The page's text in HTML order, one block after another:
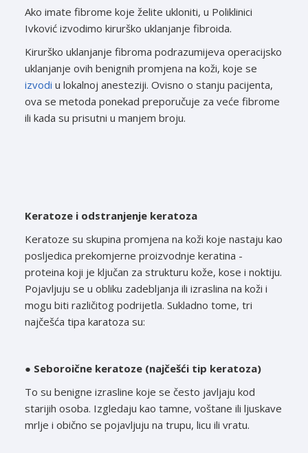
Ako imate fibrome koje želite ukloniti, u Poliklinici
Ivković izvodimo kirurško uklanjanje fibroida.
Kirurško uklanjanje fibroma podrazumijeva operacijsko
uklanjanje ovih benignih promjena na koži, koje se
izvodi u lokalnoj anesteziji. Ovisno o stanju pacijenta,
ova se metoda ponekad preporučuje za veće fibrome
ili kada su prisutni u manjem broju.
Keratoze i odstranjenje keratoza
Keratoze su skupina promjena na koži koje nastaju kao
posljedica prekomjerne proizvodnje keratina -
proteina koji je ključan za strukturu kože, kose i noktiju.
Pojavljuju se u obliku zadebljanja ili izraslina na koži i
mogu biti različitog podrijetla. Sukladno tome, tri
najčešća tipa karatoza su:
● Seboroične keratoze (najčešći tip keratoza)
To su benigne izrasline koje se često javljaju kod
starijih osoba. Izgledaju kao tamne, voštane ili ljuskave
mrlje i obično se pojavljuju na trupu, licu ili vratu.